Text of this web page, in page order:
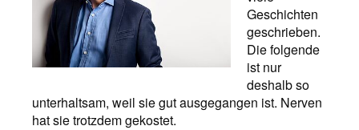
Geschichten
geschrieben.
Die folgende
ist nur
deshalb so
unterhaltsam, weil sie gut ausgegangen ist. Nerven
hat sie trotzdem gekostet.